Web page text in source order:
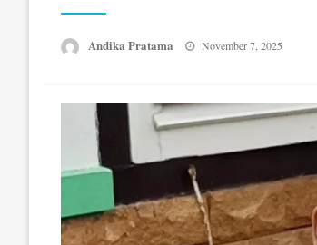
Andika Pratama
Posted
November 7, 2025